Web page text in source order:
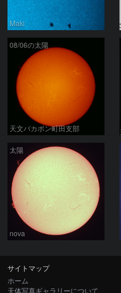
Maki
08/06の太陽
天文バカボン町田支部
太陽
nova
サイトマップ
ホーム
天体写真ギャラリーについて